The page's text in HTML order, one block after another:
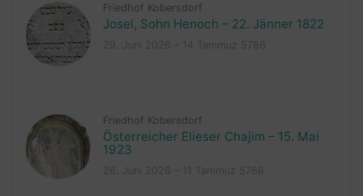
Friedhof Kobersdorf
Josel, Sohn Henoch – 22. Jänner 1822
Friedhof Kobersdorf
Österreicher Elieser Chajim – 15. Mai
1923